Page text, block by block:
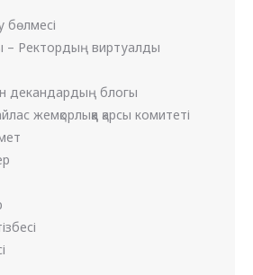
бөлмесі
– Ректордың виртуалды
декандардың блогы
жемқорлыққа қарсы комитеті